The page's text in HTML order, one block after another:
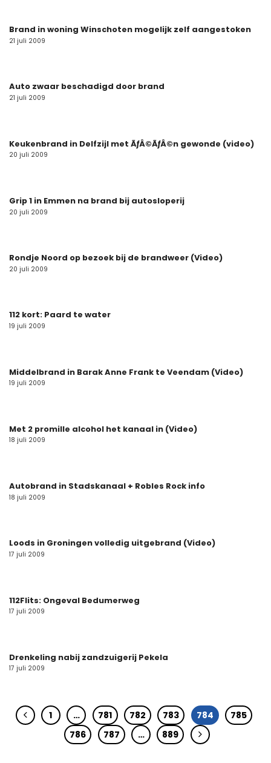
Brand in woning Winschoten mogelijk zelf aangestoken
21 juli 2009
Auto zwaar beschadigd door brand
21 juli 2009
Keukenbrand in Delfzijl met ÃƒÂ©ÃƒÂ©n gewonde (video)
20 juli 2009
Grip 1 in Emmen na brand bij autosloperij
20 juli 2009
Rondje Noord op bezoek bij de brandweer (Video)
20 juli 2009
112 kort: Paard te water
19 juli 2009
Middelbrand in Barak Anne Frank te Veendam (Video)
19 juli 2009
Met 2 promille alcohol het kanaal in (Video)
18 juli 2009
Autobrand in Stadskanaal + Robles Rock info
18 juli 2009
Loods in Groningen volledig uitgebrand (Video)
17 juli 2009
112Flits: Ongeval Bedumerweg
17 juli 2009
Drenkeling nabij zandzuigerij Pekela
17 juli 2009
1 … 781 782 783 784
785
786
787 … 889